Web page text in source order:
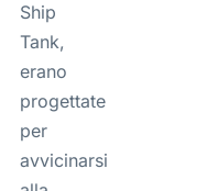
Ship
Tank,
erano
progettate
per
avvicinarsi